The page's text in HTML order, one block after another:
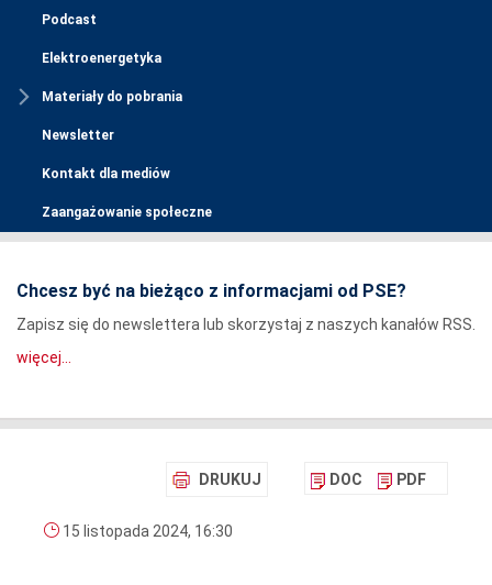
Podcast
Elektroenergetyka
Materiały do pobrania
Newsletter
Kontakt dla mediów
Zaangażowanie społeczne
Chcesz być na bieżąco z informacjami od PSE?
Zapisz się do newslettera lub skorzystaj z naszych kanałów RSS.
więcej...
DRUKUJ DOC PDF
15 listopada 2024, 16:30